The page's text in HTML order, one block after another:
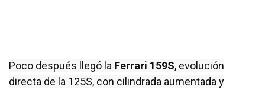
Poco después llegó la Ferrari 159S, evolución
directa de la 125S, con cilindrada aumentada y